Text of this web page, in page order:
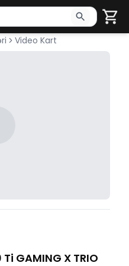
yazın. Göndərmək
Video Kart
GAMING X TRIO